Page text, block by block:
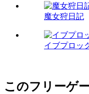
魔女狩日記
イブプロッ
このフリーゲ